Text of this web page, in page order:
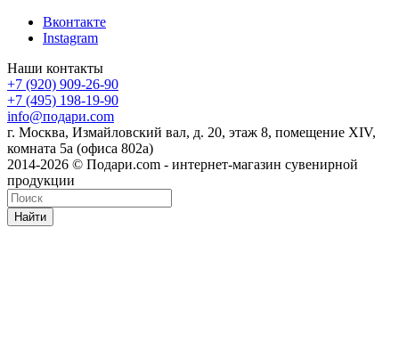
Вконтакте
Instagram
Наши контакты
+7 (920) 909-26-90
+7 (495) 198-19-90
info@подари.com
г. Москва, Измайловский вал, д. 20, этаж 8, помещение XIV,
комната 5а (офиса 802а)
2014-2026 © Подари.com - интернет-магазин сувенирной
продукции
Найти